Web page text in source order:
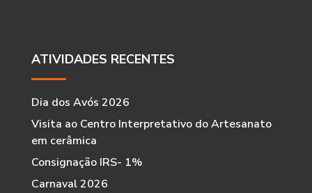
ATIVIDADES RECENTES
Dia dos Avós 2026
Visita ao Centro Interpretativo do Artesanato
em cerâmica
Consignação IRS- 1%
Carnaval 2026